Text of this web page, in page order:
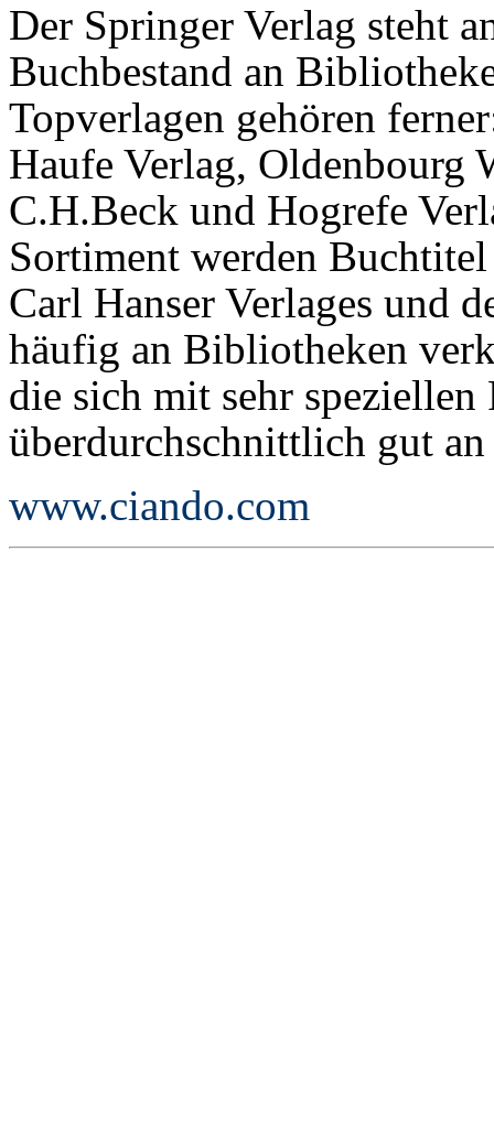
Der Springer Verlag steht
Buchbestand an
Topverlagen gehören
Haufe Verlag, Oldenbourg
C.H.Beck und Hogrefe
Sortiment werden
Carl Hanser Verlages und
häufig an Bibliotheken
die sich mit sehr speziellen
überdurchschnittlich gut
www.ciando.com